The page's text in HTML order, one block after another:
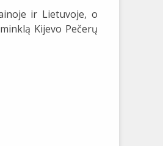
ir Lietuvoje, o
Kijevo Pečerų